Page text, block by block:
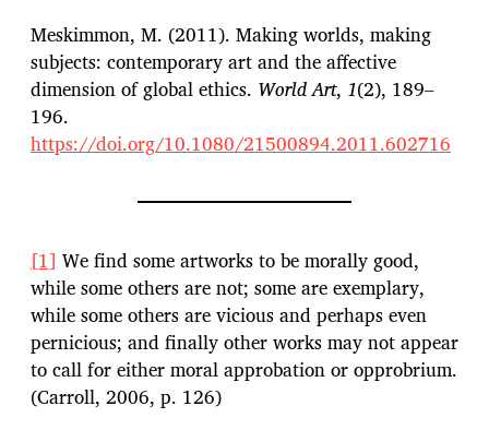
Meskimmon, M. (2011). Making worlds, making
subjects: contemporary art and the affective
dimension of global ethics. World Art, 1(2), 189–
196.
https://doi.org/10.1080/21500894.2011.602716
[1] We find some artworks to be morally good,
while some others are not; some are exemplary,
while some others are vicious and perhaps even
pernicious; and finally other works may not appear
to call for either moral approbation or opprobrium.
(Carroll, 2006, p. 126)